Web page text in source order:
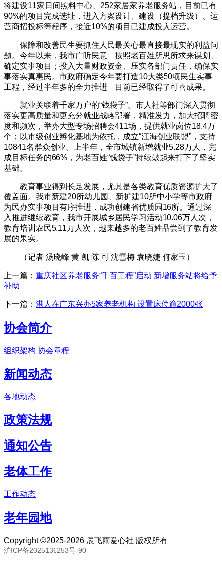
将建设11家日间照料中心、252家居家养老服务站，目前已有
90%的项目完成选址，进入方案设计、建设（提档升级）、运
营商招投标等程序，接近10%的项目已建成投入运营。
保障和改善民生要抓住人民最关心最直接最现实的利益问
题。今年以来，我市广听民意，按照老百姓所思所求来谋划、
确定实事项目；投入大量财政资金、压实各部门责任，确保实
事落实真惠民。市政府确定今年要打造10大类50项民生实事
工程，经过半年多的全力推进，目前已经取得了可喜成果。
就业关联着千家万户的“钱袋子”。市人社等部门深入贯彻
落实更高质量和更充分就业战略部署，精准发力，加大招聘密
度和频次，举办大型专场招聘会411场，提供就业岗位18.4万
个；以市级创业孵化基地为依托，成立“江海创业联盟”，支持
10841名群众创业。上半年，全市城镇新增就业5.28万人，完
成目标任务的66%，为老百姓“钱袋子”持续鼓起来打下了坚实
基础。
教育事业得到长足发展，尤其是各类教育优质资源扩大了
覆盖面。我市新建20所幼儿园、新扩建10所中小学等市政府
为民办实事项目有序推进，成功创建省优质园16所。通过深
入推进继续教育，我市开展城乡居民学习活动10.06万人次，
教育培训农民5.11万人次，越来越多的老百姓品尝到了教育发
展的果实。
（记者 汤晓峰 黄 凯 陈 可 沈雪梅 袁晓婕 何家玉）
上一篇： 重庆社区养老服务“千百工程”启动 新增服务站将给予
补助
下一篇： 港人在广东兴办5家养老机构 设置床位逾2000张
协会简介
组织架构 协会章程
新闻动态
各地动态
政策法规
通知公告
老体工作
工作动态
老年园地
Copyright ©2025-2026 辰飞雨爱心社 版权所有
沪ICP备2025136253号-90